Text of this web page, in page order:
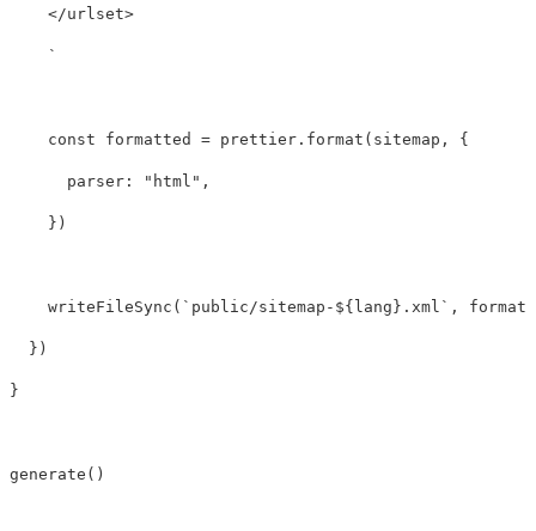
    </urlset>
    `
const formatted = prettier . format ( sitemap , {
parser : " html " ,
})
writeFileSync ( `public/sitemap- ${lang} .xml` ,
})
}
generate ()